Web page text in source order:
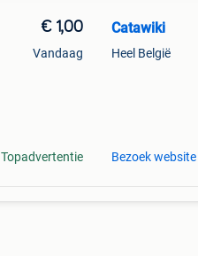
€ 1,00
Vandaag
Topadvertentie
Catawiki
Heel België
Bezoek website